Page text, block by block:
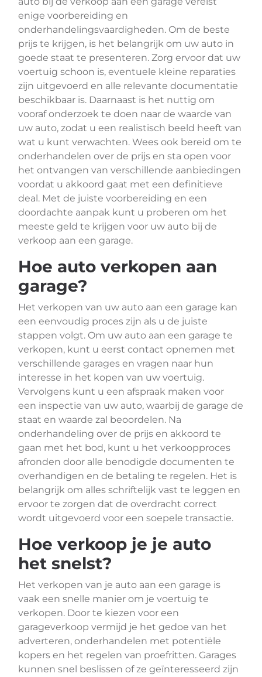
enige voorbereiding en
onderhandelingsvaardigheden. Om de beste
prijs te krijgen, is het belangrijk om uw auto in
goede staat te presenteren. Zorg ervoor dat uw
voertuig schoon is, eventuele kleine reparaties
zijn uitgevoerd en alle relevante documentatie
beschikbaar is. Daarnaast is het nuttig om
vooraf onderzoek te doen naar de waarde van
uw auto, zodat u een realistisch beeld heeft van
wat u kunt verwachten. Wees ook bereid om te
onderhandelen over de prijs en sta open voor
het ontvangen van verschillende aanbiedingen
voordat u akkoord gaat met een definitieve
deal. Met de juiste voorbereiding en een
doordachte aanpak kunt u proberen om het
meeste geld te krijgen voor uw auto bij de
verkoop aan een garage.
Hoe auto verkopen aan
garage?
Het verkopen van uw auto aan een garage kan
een eenvoudig proces zijn als u de juiste
stappen volgt. Om uw auto aan een garage te
verkopen, kunt u eerst contact opnemen met
verschillende garages en vragen naar hun
interesse in het kopen van uw voertuig.
Vervolgens kunt u een afspraak maken voor
een inspectie van uw auto, waarbij de garage de
staat en waarde zal beoordelen. Na
onderhandeling over de prijs en akkoord te
gaan met het bod, kunt u het verkoopproces
afronden door alle benodigde documenten te
overhandigen en de betaling te regelen. Het is
belangrijk om alles schriftelijk vast te leggen en
ervoor te zorgen dat de overdracht correct
wordt uitgevoerd voor een soepele transactie.
Hoe verkoop je je auto
het snelst?
Het verkopen van je auto aan een garage is
vaak een snelle manier om je voertuig te
verkopen. Door te kiezen voor een
garageverkoop vermijd je het gedoe van het
adverteren, onderhandelen met potentiële
kopers en het regelen van proefritten. Garages
kunnen snel beslissen of ze geïnteresseerd zijn